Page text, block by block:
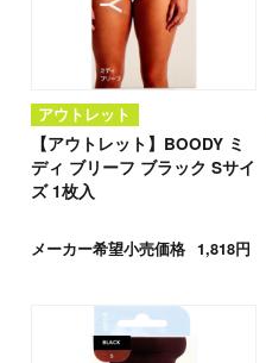
アウトレット
【アウトレット】BOODY ミ
ディ ブリーフ ブラック Sサイ
ズ 1枚入
メーカー希望小売価格 1,818円